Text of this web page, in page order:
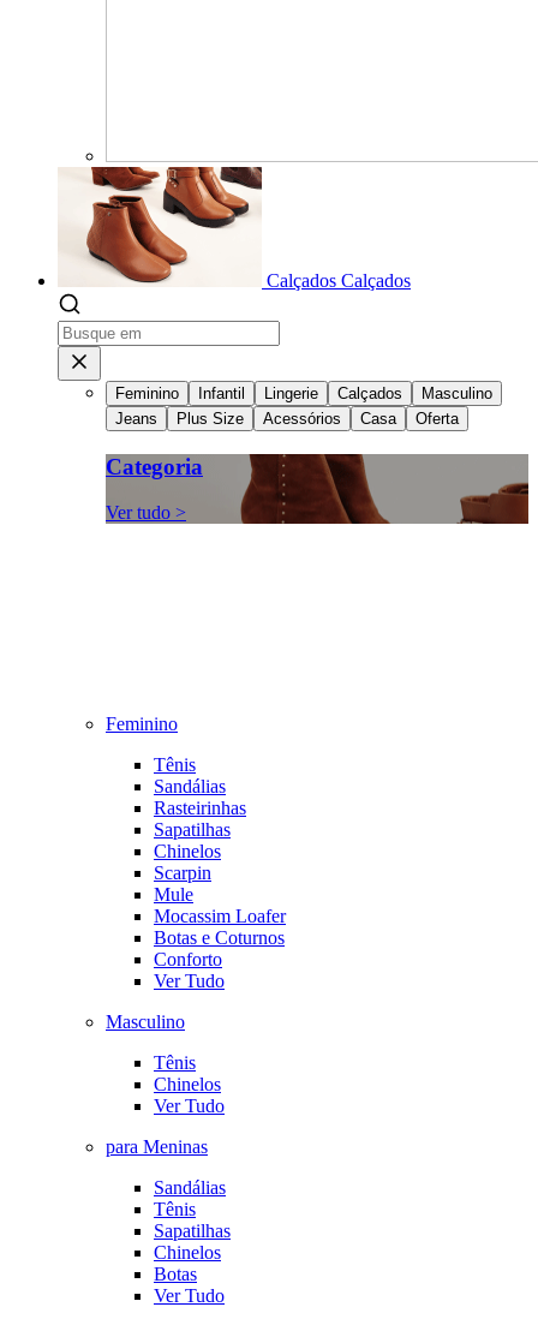
Calçados Calçados
Feminino Infantil Lingerie Calçados
Masculino
Jeans
Plus Size Acessórios Casa Oferta
Categoria
Ver tudo >
Feminino
Tênis
Sandálias
Rasteirinhas
Sapatilhas
Chinelos
Scarpin
Mule
Mocassim Loafer
Botas e Coturnos
Conforto
Ver Tudo
Masculino
Tênis
Chinelos
Ver Tudo
para Meninas
Sandálias
Tênis
Sapatilhas
Chinelos
Botas
Ver Tudo